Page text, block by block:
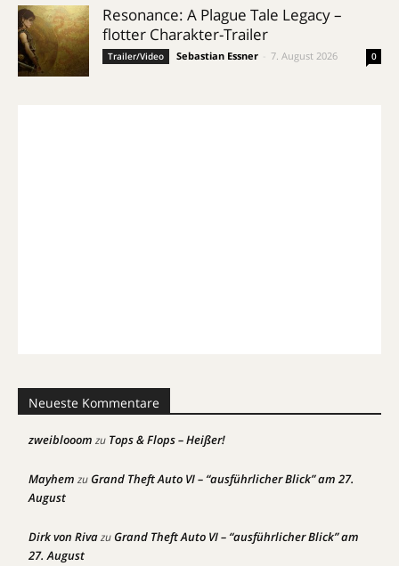
Resonance: A Plague Tale Legacy –
flotter Charakter-Trailer
Trailer/Video Sebastian Essner 7. August 2026 0
Neueste Kommentare
zweiblooom zu Tops & Flops – Heißer!
Mayhem zuGrand Theft Auto VI – “ausführlicher Blick” am 27.
August
Dirk von RivazuGrand Theft Auto VI – “ausführlicher Blick” am
27. August